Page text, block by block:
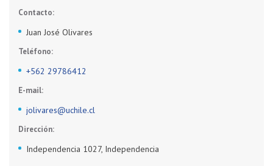
Contacto:
Juan José Olivares
Teléfono:
+562 29786412
E-mail:
jolivares@uchile.cl
Dirección:
Independencia 1027, Independencia